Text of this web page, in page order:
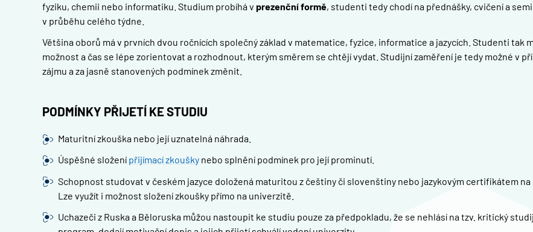
fyziku, chemii nebo informatiku. Studium probíhá v prezenční formě, studenti tedy chodí na přednášky, cvičení a
v průběhu celého týdne.
Většina oborů má v prvních dvou ročnících společný základ v matematice, fyzice, informatice a jazycích. Studenti tak
možnost a čas se lépe zorientovat a rozhodnout, kterým směrem se chtějí vydat. Studijní zaměření je tedy možné v
zájmu a za jasně stanovených podmínek změnit.
PODMÍNKY PŘIJETÍ KE STUDIU
Maturitní zkouška nebo její uznatelná náhrada.
Úspěšné složení přijímací zkouškynebo splnění podmínek pro její prominutí.
Schopnost studovat v českém jazyce doložená maturitou z češtiny či slovenštiny nebo jazykovým certifikátem na
Lze využít i možnost složení zkoušky přímo na univerzitě.
Uchazeči z Ruska a Běloruska můžou nastoupit ke studiu pouze za předpokladu, že se nehlásí na tzv. kritický